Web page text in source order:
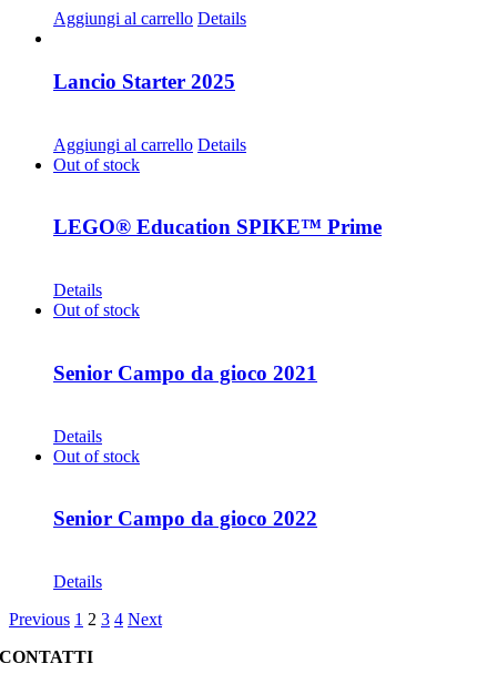
Aggiungi al carrello Details
Lancio Starter 2025
Aggiungi al carrello Details
Out of stock
LEGO® Education SPIKE™ Prime
Details
Out of stock
Senior Campo da gioco 2021
Details
Out of stock
Senior Campo da gioco 2022
Details
Previous 1 2 3 4 Next
CONTATTI